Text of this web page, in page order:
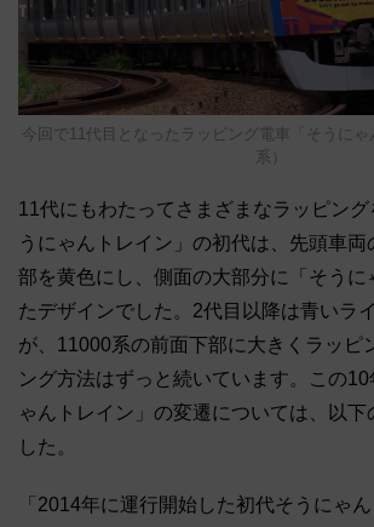
今回で11代目となったラッピング電車「そうにゃ
系）
11代にもわたってさまざまなラッピン
うにゃんトレイン」の初代は、先頭車両
部を黄色にし、側面の大部分に「そうに
たデザインでした。2代目以降は青いラ
が、11000系の前面下部に大きくラッピ
ング方法はずっと続いています。この
ゃんトレイン」の変遷については、以下
した。
「2014年に運行開始した初代そうにゃ